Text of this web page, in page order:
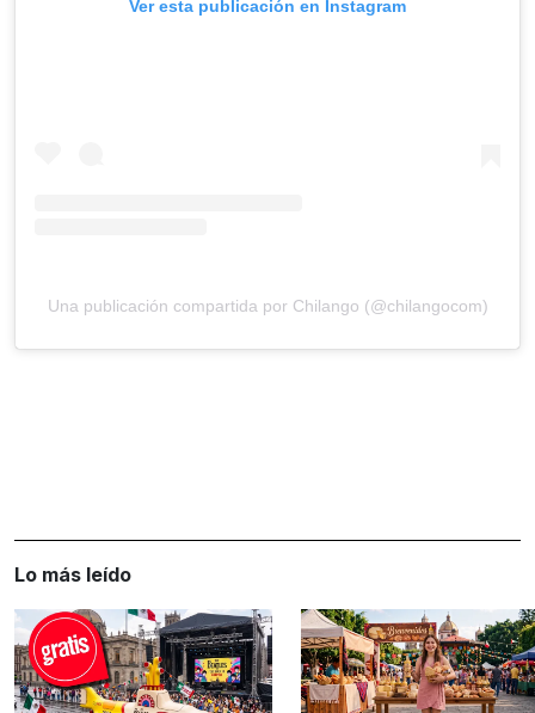
Ver esta publicación en Instagram
Una publicación compartida por Chilango (@chilangocom)
Lo más leído